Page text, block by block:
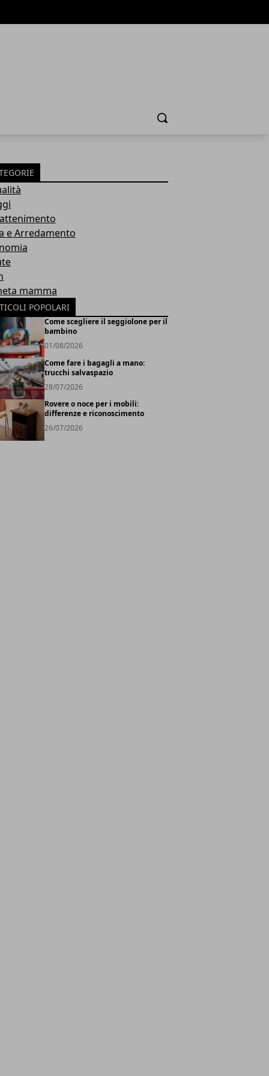
Cerca
e Arredamento
mamma
POPOLARI
Come scegliere il seggiolone per il
bambino
01/08/2026
Come fare i bagagli a mano:
trucchi salvaspazio
28/07/2026
Rovere o noce per i mobili:
differenze e riconoscimento
26/07/2026